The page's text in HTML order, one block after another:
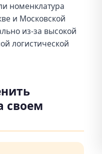
номенклатура
и Московской
из-за высокой
логистической
своем